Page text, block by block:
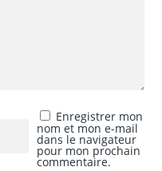
Enregistrer mon
nom et mon e-mail
dans le navigateur
pour mon prochain
commentaire.